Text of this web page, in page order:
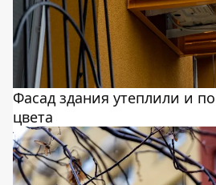
Фасад здания утеплили и
цвета